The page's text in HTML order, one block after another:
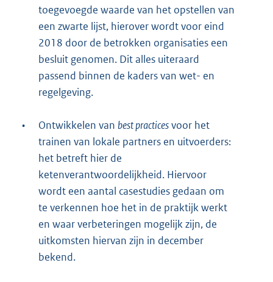
toegevoegde waarde van het opstellen van
een zwarte lijst, hierover wordt voor eind
2018 door de betrokken organisaties een
besluit genomen. Dit alles uiteraard
passend binnen de kaders van wet- en
regelgeving.
• Ontwikkelen van best practicesvoor het
trainen van lokale partners en uitvoerders:
het betreft hier de
ketenverantwoordelijkheid. Hiervoor
wordt een aantal casestudies gedaan om
te verkennen hoe het in de praktijk werkt
en waar verbeteringen mogelijk zijn, de
uitkomsten hiervan zijn in december
bekend.